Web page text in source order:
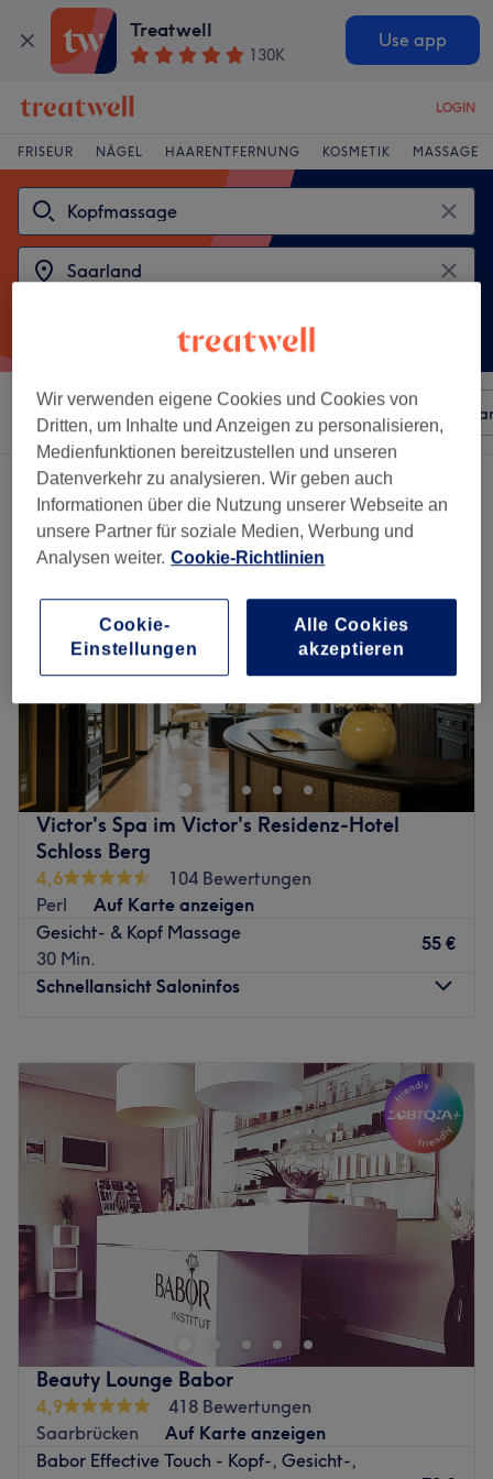
Treatwell
130K
Use app
LOGIN
FRISEUR NÄGEL HAARENTFERNUNG KOSMETIK MASSAGE
Sortieren nach Beliebiger Preis Besonderheiten
2 Salons die anbieten:kopfmassage in Saarland
Victor's Spa im Victor's Residenz-Hotel
Schloss Berg
4,6
104 Bewertungen
Perl
Auf Karte anzeigen
Gesicht- & Kopf Massage
30 Min.
55 €
Schnellansicht Saloninfos
Dienstag
09:00
20:00
Mittwoch
09:00–20:00
Donnerstag
09:00 –20:00
Freitag
09:00 – 20:00
Samstag
09:00–20:00
Sonntag
09:00–20:00
Ein rundum gepflegtes Aussehen verlangt nicht unbedingt
einen großen Aufwand und das wird täglich im Victor's
Spa im Victor's Residenz-Hotel Schloss Berg in Perl
erwiesen. Hier erwarten dich wohltuende
Gesichtsbehandlungen, ausführliche Beratungen und
andere fabelhafte Beauty-Anwendungen. Vergiss den
stressigen Alltag und lass dich mit dem allumfassenden
Beauty-Programm verwöhnen.
Beauty Lounge Babor
4,9
418 Bewertungen
Saarbrücken
Auf Karte anzeigen
Babor Effective Touch - Kopf-, Gesicht-,
Wir verwenden eigene Cookies und Cookies von
Dritten, um Inhalte und Anzeigen zu personalisieren,
Medienfunktionen bereitzustellen und unseren
Datenverkehr zu analysieren. Wir geben auch
Informationen über die Nutzung unserer Webseite an
unsere Partner für soziale Medien, Werbung und
Analysen weiter. Cookie-Richtlinien
Cookie-
Einstellungen
Alle Cookies
akzeptieren